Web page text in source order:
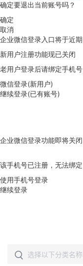
确定要退出当前账号吗？
确定
取消
企业微信登录入口将于近
新用户注册功能现已关闭
老用户登录后请绑定手机
微信登录(新用户)
继续登录(已有账号)
企业微信登录功能即将关
该手机号已注册，无法绑定
使用手机号登录
继续登录